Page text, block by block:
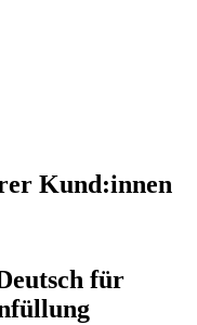
Kund:innen
für